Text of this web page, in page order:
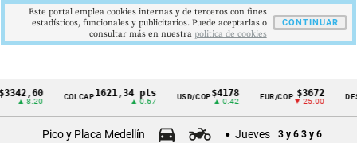
CintilloCOLCAP1621,34 pts USD/COP$4178
▲ 0.42
EUR/COP $3672
▼ 25.00
Pico y Placa Medellín Jueves 3 y 6 3 y 6
Este portal emplea cookies internas y de terceros con fines
estadísticos, funcionales y publicitarios. Puede aceptarlas o
consultar más en nuestra politica de cookies
CONTINUAR